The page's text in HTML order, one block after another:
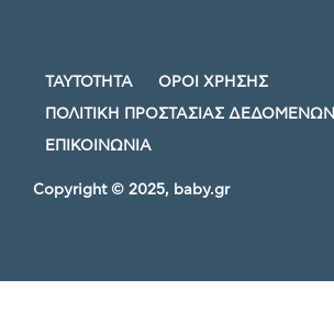
ΤΑΥΤΟΤΗΤΑ ΟΡΟΙ ΧΡΗΣΗΣ
ΠΟΛΙΤΙΚΗ ΠΡΟΣΤΑΣΙΑΣ ΔΕΔΟΜΕΝΩΝ
ΕΠΙΚΟΙΝΩΝΙΑ
Copyright © 2025, baby.gr